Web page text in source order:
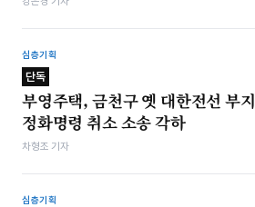
심층기획
단독
부영주택, 금천구 옛 대한전선 부지
정화명령 취소 소송 각하
차형조 기자
심층기획